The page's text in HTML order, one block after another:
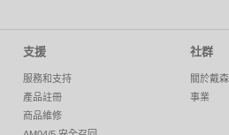
支援
服務和支持
產品註冊
商品維修
社群
關於戴森
事業